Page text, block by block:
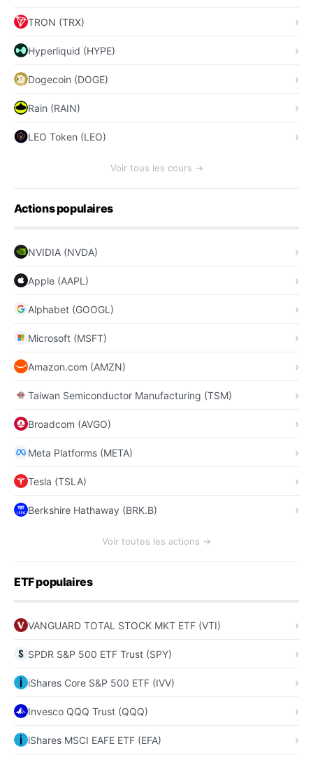
TRON (TRX)
Hyperliquid (HYPE)
Dogecoin (DOGE)
Rain (RAIN)
LEO Token (LEO)
Voir tous les cours →
Actions populaires
NVIDIA (NVDA)
Apple (AAPL)
Alphabet (GOOGL)
Microsoft (MSFT)
Amazon.com (AMZN)
Taiwan Semiconductor Manufacturing (TSM)
Broadcom (AVGO)
Meta Platforms (META)
Tesla (TSLA)
Berkshire Hathaway (BRK.B)
Voir toutes les actions →
ETF populaires
VANGUARD TOTAL STOCK MKT ETF (VTI)
SPDR S&P 500 ETF Trust (SPY)
iShares Core S&P 500 ETF (IVV)
Invesco QQQ Trust (QQQ)
iShares MSCI EAFE ETF (EFA)